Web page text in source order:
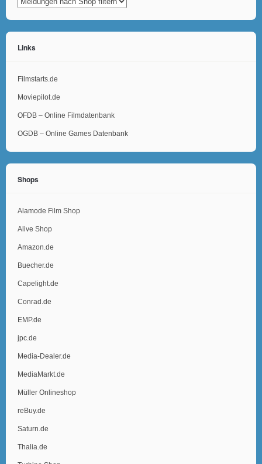
Links
Filmstarts.de
Moviepilot.de
OFDB – Online Filmdatenbank
OGDB – Online Games Datenbank
Shops
Alamode Film Shop
Alive Shop
Amazon.de
Buecher.de
Capelight.de
Conrad.de
EMP.de
jpc.de
Media-Dealer.de
MediaMarkt.de
Müller Onlineshop
reBuy.de
Saturn.de
Thalia.de